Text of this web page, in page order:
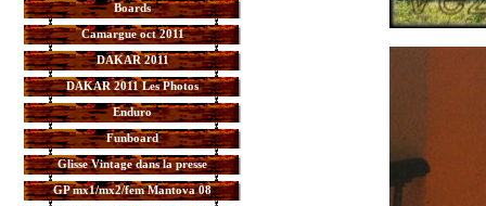
Boards
Camargue oct 2011
DAKAR 2011
DAKAR 2011 Les Photos
Enduro
Funboard
Glisse Vintage dans la presse
GP mx1/mx2/fem Mantova 08